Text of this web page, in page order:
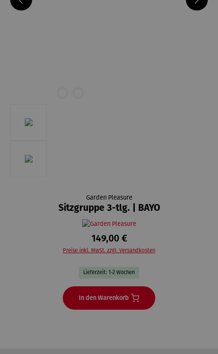
Garden Pleasure
Sitzgruppe 3-tlg. | BAYO
149,00 €
Preise inkl. MwSt. zzgl. Versandkosten
Lieferzeit: 1-2 Wochen
In den Warenkorb